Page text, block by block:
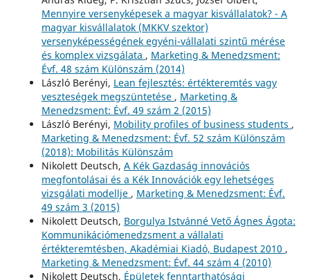
Mennyire versenyképesek a magyar kisvállalatok? - A
magyar kisvállalatok (MKKV szektor)
versenyképességének egyéni-vállalati szintű mérése
és komplex vizsgálata , Marketing & Menedzsment:
Évf. 48 szám Különszám (2014)
László Berényi, Lean fejlesztés: értékteremtés vagy
veszteségek megszüntetése , Marketing &
Menedzsment: Évf. 49 szám 2 (2015)
László Berényi, Mobility profiles of business students ,
Marketing & Menedzsment: Évf. 52 szám Különszám
(2018): Mobilitás Különszám
Nikolett Deutsch, A Kék Gazdaság innovációs
megfontolásai és a Kék Innovációk egy lehetséges
vizsgálati modellje , Marketing & Menedzsment: Évf.
49 szám 3 (2015)
Nikolett Deutsch, Borgulya Istvánné Vető Ágnes Ágota:
Kommunikációmenedzsment a vállalati
értékteremtésben, Akadémiai Kiadó, Budapest 2010 ,
Marketing & Menedzsment: Évf. 44 szám 4 (2010)
Nikolett Deutsch, Épületek fenntarthatósági